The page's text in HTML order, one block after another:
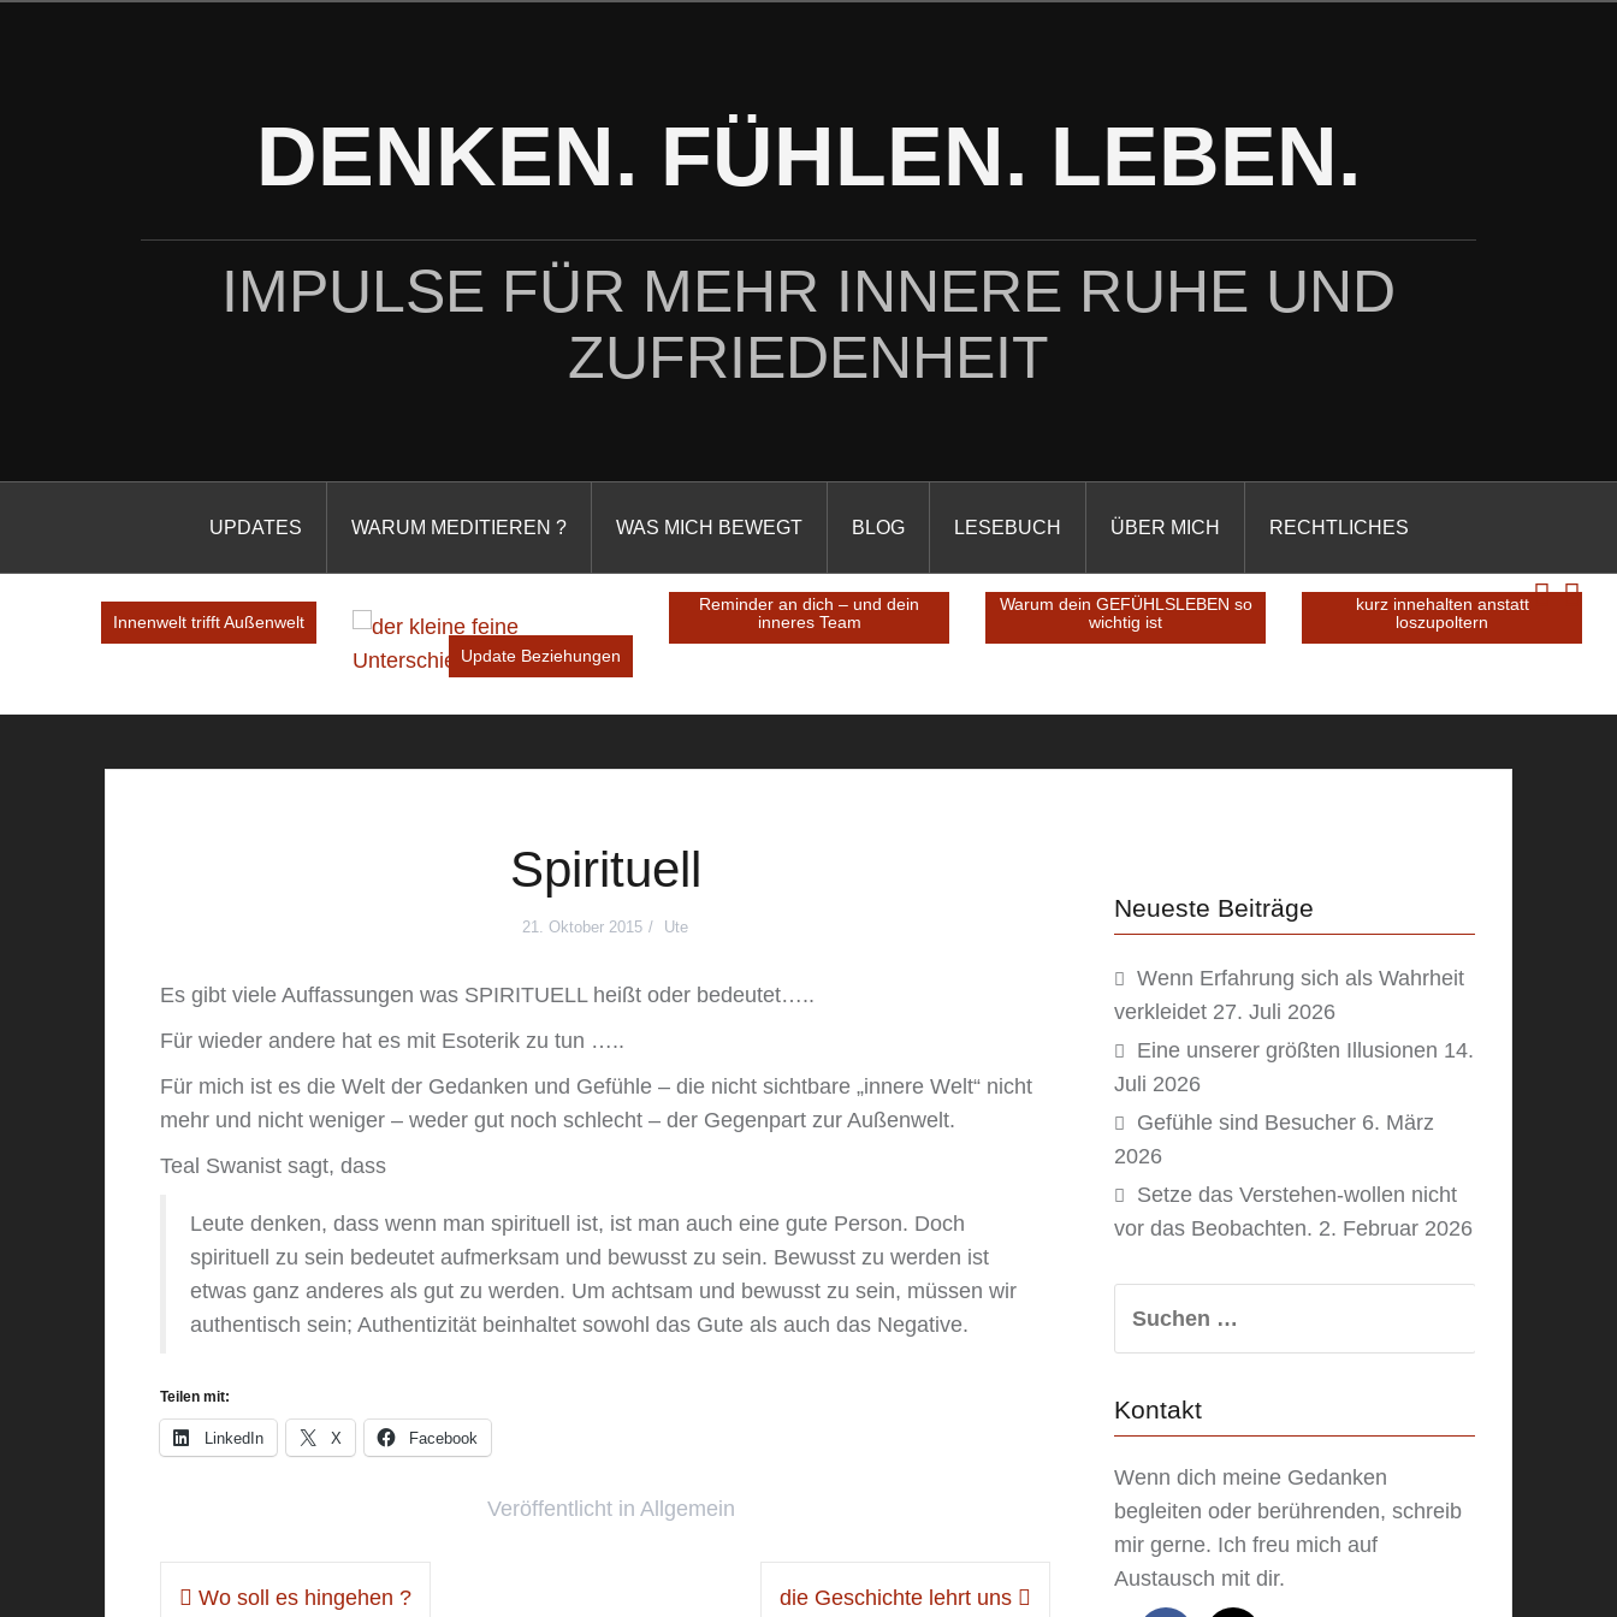
DENKEN. FÜHLEN. LEBEN.
IMPULSE FÜR MEHR INNERE RUHE UND
ZUFRIEDENHEIT
UPDATES WARUM MEDITIEREN ? WAS MICH BEWEGT BLOG LESEBUCH ÜBER MICH RECHTLICHES
Innenwelt trifft Außenwelt
Update Beziehungen
Reminder an dich – und dein
inneres Team
Warum dein GEFÜHLSLEBEN so
wichtig ist
kurz innehalten anstatt
loszupoltern
Spirituell
21. Oktober 2015 Ute
Es gibt viele Auffassungen was SPIRITUELL heißt oder bedeutet…..
Für wieder andere hat es mit Esoterik zu tun …..
Für mich ist es die Welt der Gedanken und Gefühle – die nicht sichtbare „innere Welt“ nicht
mehr und nicht weniger – weder gut noch schlecht – der Gegenpart zur Außenwelt.
Teal Swanist sagt, dass
Leute denken, dass wenn man spirituell ist, ist man auch eine gute Person. Doch
spirituell zu sein bedeutet aufmerksam und bewusst zu sein. Bewusst zu werden ist
etwas ganz anderes als gut zu werden. Um achtsam und bewusst zu sein, müssen wir
authentisch sein; Authentizität beinhaltet sowohl das Gute als auch das Negative.
Teilen mit:
LinkedIn X Facebook
Veröffentlicht in Allgemein
Beitragsnavigation
Wo soll es hingehen ? die Geschichte lehrt uns
Neueste Beiträge
Wenn Erfahrung sich als Wahrheit
verkleidet 27. Juli 2026
Eine unserer größten Illusionen 14.
Juli 2026
Gefühle sind Besucher 6. März
2026
Setze das Verstehen-wollen nicht
vor das Beobachten. 2. Februar 2026
nach:
Kontakt
Wenn dich meine Gedanken
begleiten oder berührenden, schreib
mir gerne. Ich freu mich auf
Austausch mit dir.